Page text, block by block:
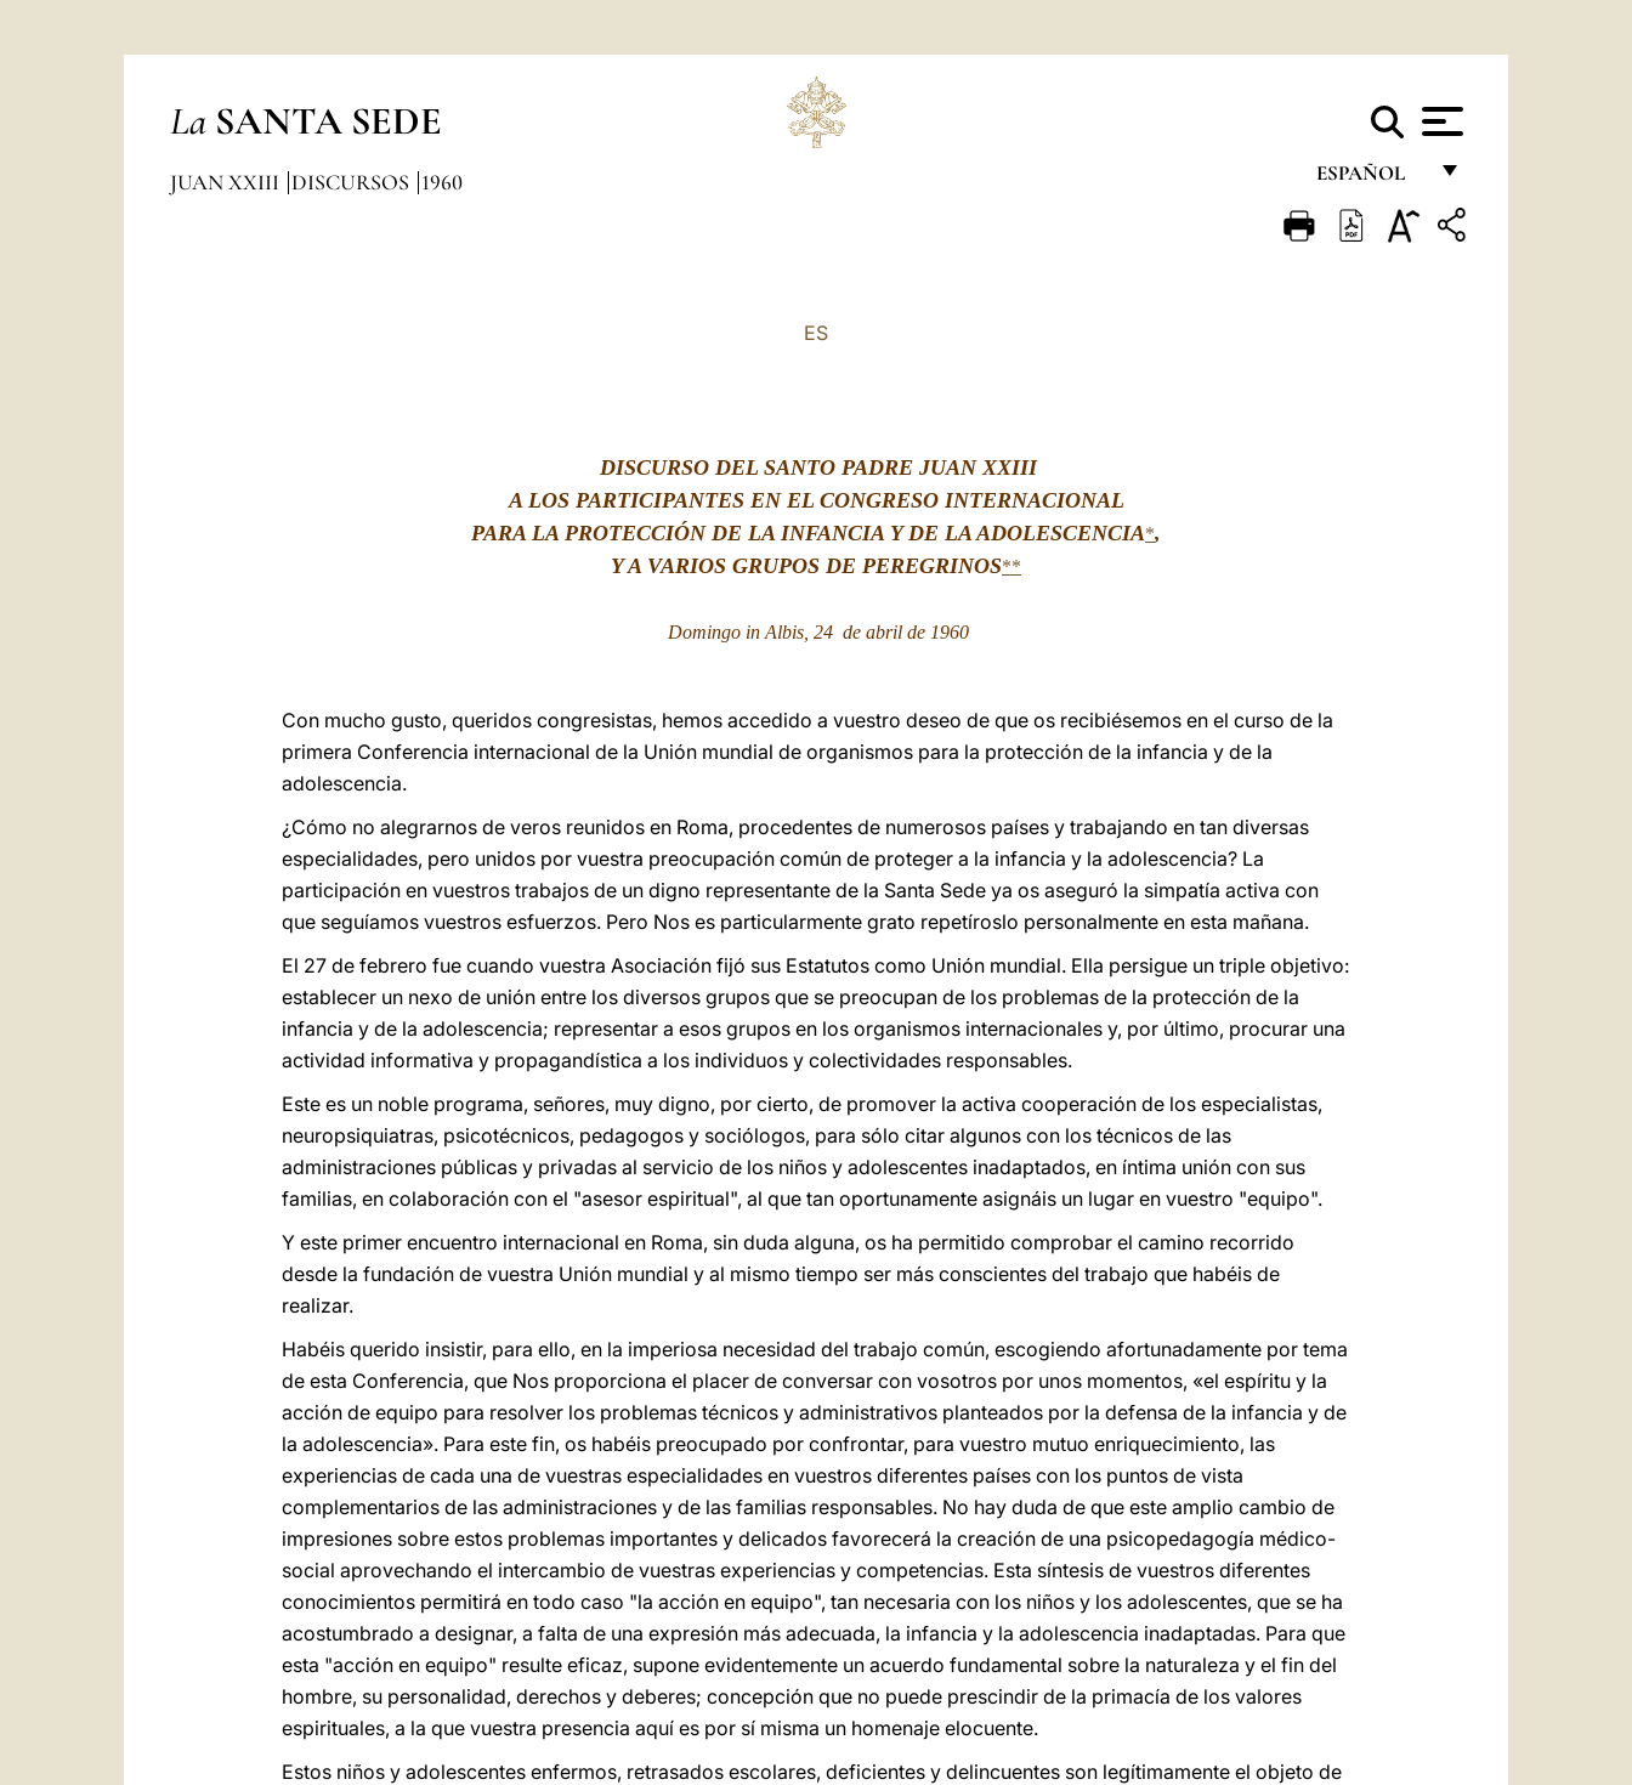
La SANTA SEDE
ESPAÑOL
FRANÇAIS
JUAN XXIII DISCURSOS 1960
ES
DISCURSO DEL SANTO PADRE JUAN XXIII
A LOS PARTICIPANTES EN EL CONGRESO INTERNACIONAL
PARA LA PROTECCIÓN DE LA INFANCIA Y DE LA ADOLESCENCIA*,
Y A VARIOS GRUPOS DE PEREGRINOS**
Domingo in Albis, 24 de abril de 1960
Con mucho gusto, queridos congresistas, hemos accedido a vuestro deseo de que os recibiésemos en el curso de la
primera Conferencia internacional de la Unión mundial de organismos para la protección de la infancia y de la
adolescencia.
¿Cómo no alegrarnos de veros reunidos en Roma, procedentes de numerosos países y trabajando en tan diversas
especialidades, pero unidos por vuestra preocupación común de proteger a la infancia y la adolescencia? La
participación en vuestros trabajos de un digno representante de la Santa Sede ya os aseguró la simpatía activa con
que seguíamos vuestros esfuerzos. Pero Nos es particularmente grato repetíroslo personalmente en esta mañana.
El 27 de febrero fue cuando vuestra Asociación fijó sus Estatutos como Unión mundial. Ella persigue un triple objetivo:
establecer un nexo de unión entre los diversos grupos que se preocupan de los problemas de la protección de la
infancia y de la adolescencia; representar a esos grupos en los organismos internacionales y, por último, procurar una
actividad informativa y propagandística a los individuos y colectividades responsables.
Este es un noble programa, señores, muy digno, por cierto, de promover la activa cooperación de los especialistas,
neuropsiquiatras, psicotécnicos, pedagogos y sociólogos, para sólo citar algunos con los técnicos de las
administraciones públicas y privadas al servicio de los niños y adolescentes inadaptados, en íntima unión con sus
familias, en colaboración con el "asesor espiritual", al que tan oportunamente asignáis un lugar en vuestro "equipo".
Y este primer encuentro internacional en Roma, sin duda alguna, os ha permitido comprobar el camino recorrido
desde la fundación de vuestra Unión mundial y al mismo tiempo ser más conscientes del trabajo que habéis de
realizar.
Habéis querido insistir, para ello, en la imperiosa necesidad del trabajo común, escogiendo afortunadamente por tema
de esta Conferencia, que Nos proporciona el placer de conversar con vosotros por unos momentos, «el espíritu y la
acción de equipo para resolver los problemas técnicos y administrativos planteados por la defensa de la infancia y de
la adolescencia». Para este fin, os habéis preocupado por confrontar, para vuestro mutuo enriquecimiento, las
experiencias de cada una de vuestras especialidades en vuestros diferentes países con los puntos de vista
complementarios de las administraciones y de las familias responsables. No hay duda de que este amplio cambio de
impresiones sobre estos problemas importantes y delicados favorecerá la creación de una psico­pedagogía médico-
social aprovechando el intercambio de vuestras experiencias y competencias. Esta síntesis de vuestros diferentes
conocimientos permitirá en todo caso "la acción en equipo", tan necesaria con los niños y los adolescentes, que se ha
acostumbrado a designar, a falta de una expresión más adecuada, la infancia y la adolescencia inadaptadas. Para que
esta "acción en equipo" resulte eficaz, supone evidentemente un acuerdo fundamental sobre la naturaleza y el fin del
hombre, su personalidad, derechos y deberes; concepción que no puede prescindir de la primacía de los valores
espirituales, a la que vuestra presencia aquí es por sí misma un homenaje elocuente.
Estos niños y adolescentes enfermos, retrasados escolares, deficientes y delincuentes son legítimamente el objeto de